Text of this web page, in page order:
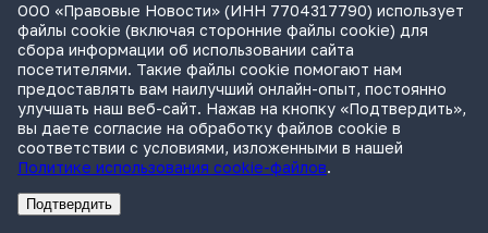
Спецвыпуск: инвестиции
Зачем весь рынок идет в премиум и люкс
РекламаАдвокатское бюро Санкт-Петербурга «Вертикаль» ИНН 7841290773
ООО «Правовые Новости» (ИНН 7704317790) использует
файлы cookie (включая сторонние файлы cookie) для
сбора информации об использовании сайта
посетителями. Такие файлы cookie помогают нам
предоставлять вам наилучший онлайн-опыт, постоянно
улучшать наш веб-сайт. Нажав на кнопку «Подтвердить»,
вы даете согласие на обработку файлов cookie в
соответствии с условиями, изложенными в нашей
Политике использования cookie-файлов.
Подтвердить